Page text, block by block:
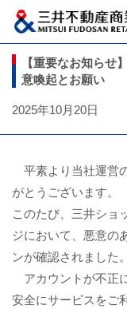
【重要なお知らせ
意喚起とお願い
2025年10月20日
平素より当社運営
がとうございます。
このたび、三井ショ
ジにおいて、悪意の
ンが確認されました。
アカウントが不正
安全にサービスをご